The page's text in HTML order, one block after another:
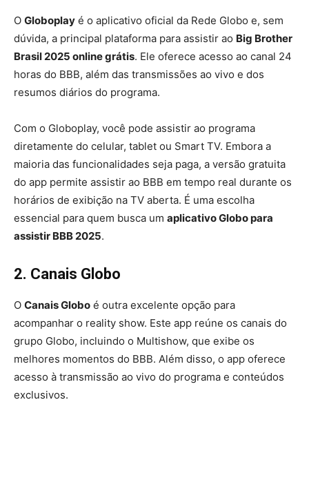
O Globoplay é o aplicativo oficial da Rede Globo e, sem
dúvida, a principal plataforma para assistir ao Big Brother
Brasil 2025 online grátis. Ele oferece acesso ao canal 24
horas do BBB, além das transmissões ao vivo e dos
resumos diários do programa.
Com o Globoplay, você pode assistir ao programa
diretamente do celular, tablet ou Smart TV. Embora a
maioria das funcionalidades seja paga, a versão gratuita
do app permite assistir ao BBB em tempo real durante os
horários de exibição na TV aberta. É uma escolha
essencial para quem busca um aplicativo Globo para
assistir BBB 2025.
2. Canais Globo
O Canais Globo é outra excelente opção para
acompanhar o reality show. Este app reúne os canais do
grupo Globo, incluindo o Multishow, que exibe os
melhores momentos do BBB. Além disso, o app oferece
acesso à transmissão ao vivo do programa e conteúdos
exclusivos.